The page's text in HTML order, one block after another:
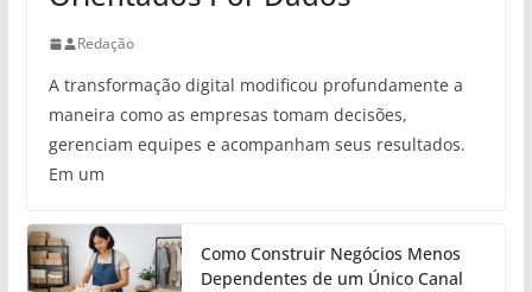
Redação
A transformação digital modificou profundamente a
maneira como as empresas tomam decisões,
gerenciam equipes e acompanham seus resultados.
Em um
Como Construir Negócios Menos
Dependentes de um Único Canal